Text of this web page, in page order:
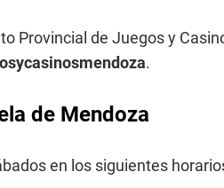
Provincial de Juegos y
.
de Mendoza
en los siguientes